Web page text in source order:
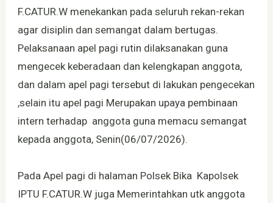
F.CATUR.W menekankan pada seluruh rekan-rekan
agar disiplin dan semangat dalam bertugas.
Pelaksanaan apel pagi rutin dilaksanakan guna
mengecek keberadaan dan kelengkapan anggota,
dan dalam apel pagi tersebut di lakukan pengecekan
,selain itu apel pagi Merupakan upaya pembinaan
intern terhadap anggota guna memacu semangat
kepada anggota, Senin(06/07/2026).
Pada Apel pagi di halaman Polsek Bika Kapolsek
IPTU F.CATUR.W juga Memerintahkan utk anggota